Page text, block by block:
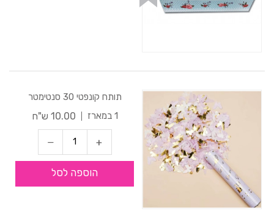
תותח קונפטי 30 סנטימטר
1 במארז
10.00 ש"ח
הוספה לסל